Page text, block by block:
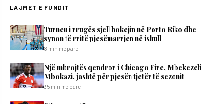
LAJMET E FUNDIT
Turneu i rrugës sjell hokejin në Porto Riko dhe
synon të rritë pjesëmarrjen në ishull
8 min më parë
Një mbrojtës qendror i Chicago Fire, Mbekezeli
Mbokazi, jashtë për pjesën tjetër të sezonit
35 min më parë